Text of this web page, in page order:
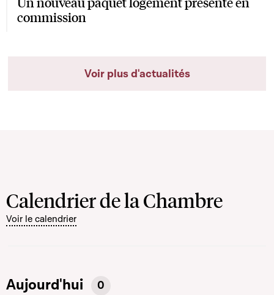
commission
Voir plus d'actualités
Calendrier de la Chambre
Voir le calendrier
Aujourd'hui 0